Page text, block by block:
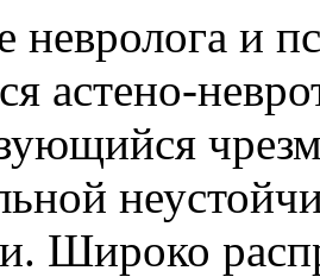
невролога и
астено-
Широко